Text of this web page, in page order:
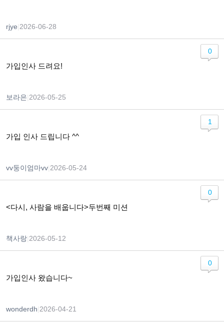
rjye 2026-06-28
가입인사 드려요!
보라은 2026-05-25
0
가입 인사 드립니다 ^^
vv둥이엄마vv 2026-05-24
1
<다시, 사람을 배웁니다>두번째 미션
책사랑 2026-05-12
0
가입인사 왔습니다~
wonderdh 2026-04-21
0